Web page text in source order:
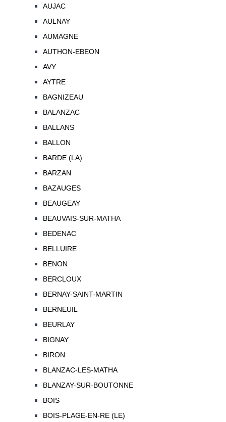
AUJAC
AULNAY
AUMAGNE
AUTHON-EBEON
AVY
AYTRE
BAGNIZEAU
BALANZAC
BALLANS
BALLON
BARDE (LA)
BARZAN
BAZAUGES
BEAUGEAY
BEAUVAIS-SUR-MATHA
BEDENAC
BELLUIRE
BENON
BERCLOUX
BERNAY-SAINT-MARTIN
BERNEUIL
BEURLAY
BIGNAY
BIRON
BLANZAC-LES-MATHA
BLANZAY-SUR-BOUTONNE
BOIS
BOIS-PLAGE-EN-RE (LE)